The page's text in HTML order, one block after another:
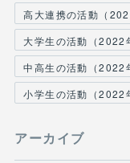
高大連携の活動（
大学生の活動（2022
中高生の活動（2022
小学生の活動（2022
アーカイブ